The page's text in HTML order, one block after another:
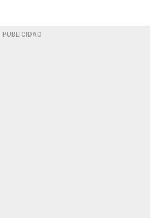
PUBLICIDAD